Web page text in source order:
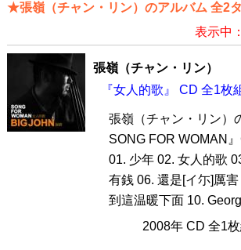
★張嶺（チャン・リン）のアルバム 全2
表示中
張嶺（チャン・リン）
『女人的歌』 CD 全1枚
張嶺（チャン・リン）
SONG FOR WOMAN
01. 少年 02. 女人的歌
有銭 06. 還是[イ尓]厲
到這温暖下面 10.
2008年 CD 全1